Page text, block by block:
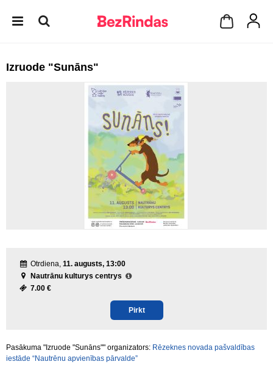
Izruode "Sunāns"
Otrdiena, 11. augusts, 13:00
Nautrānu kulturys centrys
7.00 €
Pirkt
Pasākuma "Izruode "Sunāns"" organizators: Rēzeknes novada pašvaldības
iestāde “Nautrēnu apvienības pārvalde”